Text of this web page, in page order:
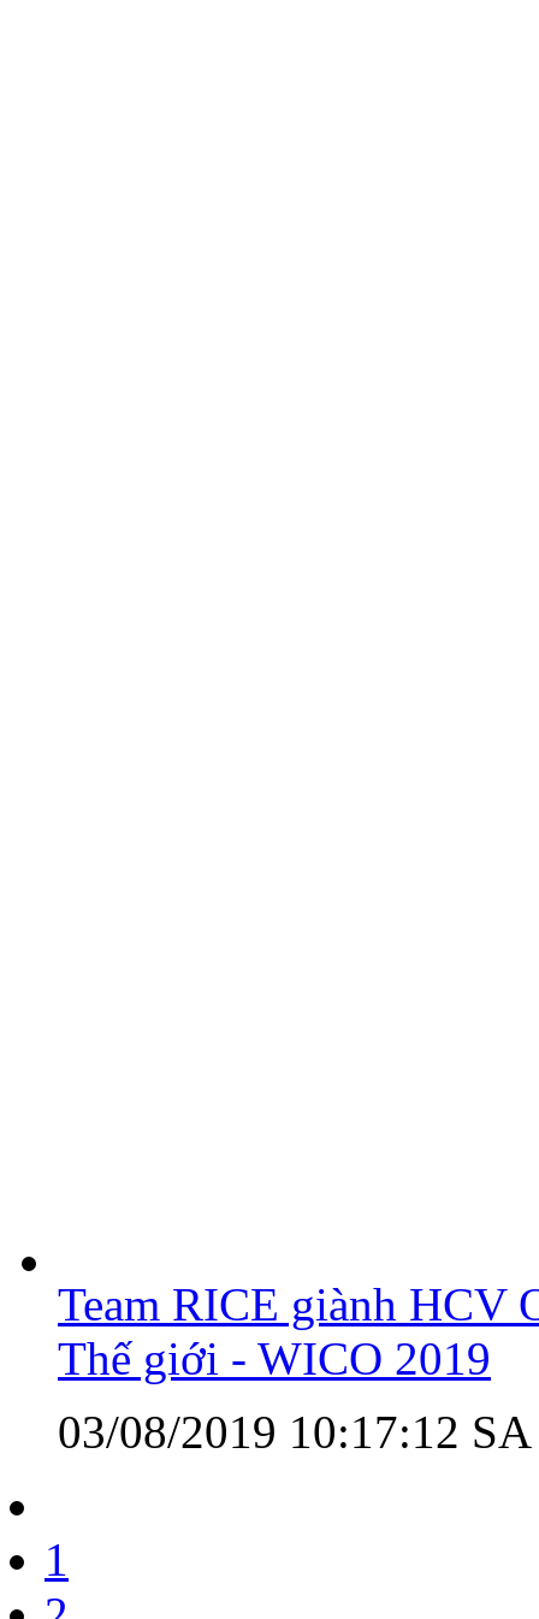
Team RICE giành HCV
Thế giới - WICO 2019
03/08/2019 10:17:12 SA
1